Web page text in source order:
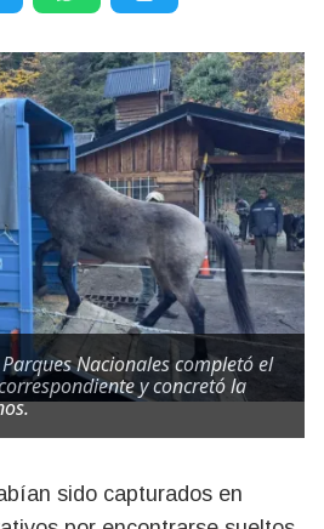
Nacionales completó el
y concretó la